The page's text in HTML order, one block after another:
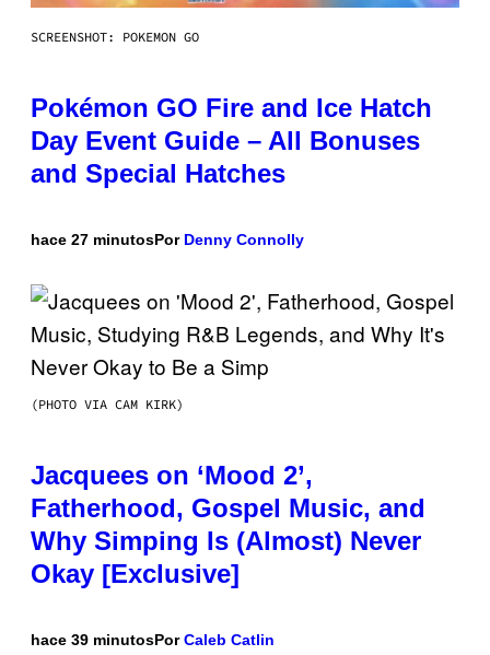
SCREENSHOT: POKEMON GO
Pokémon GO Fire and Ice Hatch
Day Event Guide – All Bonuses
and Special Hatches
hace 27 minutosPor Denny Connolly
(PHOTO VIA CAM KIRK)
Jacquees on ‘Mood 2’,
Fatherhood, Gospel Music, and
Why Simping Is (Almost) Never
Okay [Exclusive]
hace 39 minutosPorCaleb Catlin